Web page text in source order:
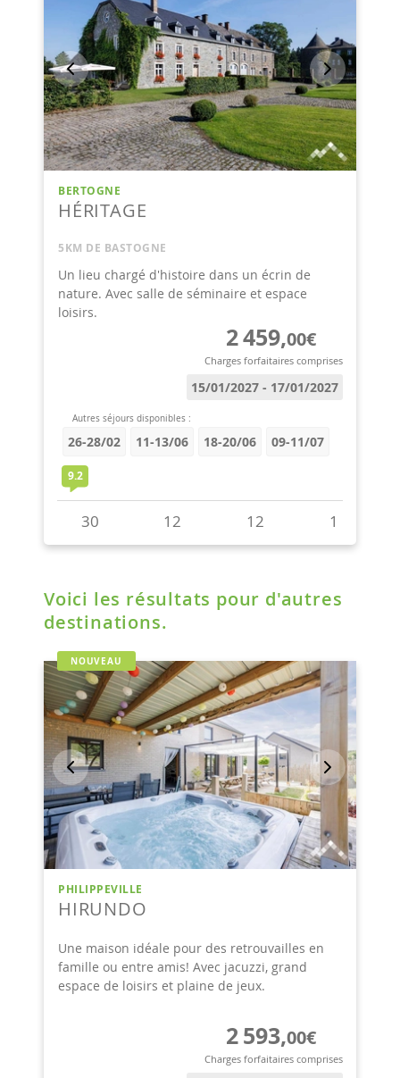
Voici les résultats pour d'autres
destinations.